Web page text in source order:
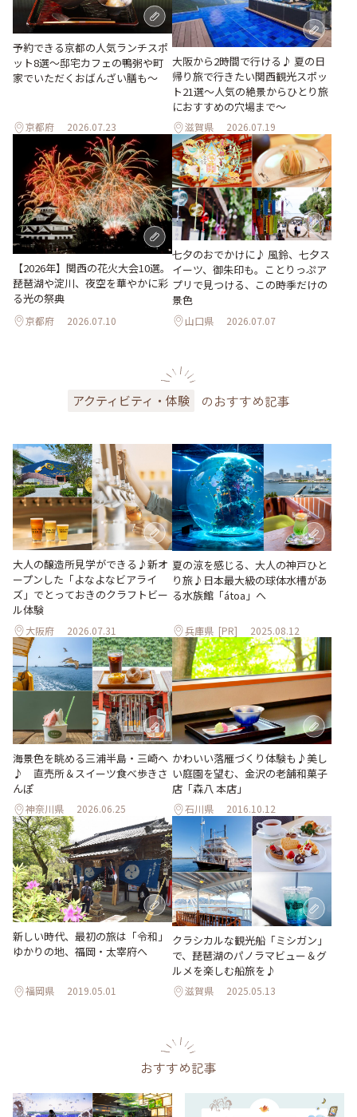
予約できる京都の人気ランチスポ
ット8選～邸宅カフェの鴨粥や町
家でいただくおばんざい膳も～
京都府 2026.07.23
大阪から2時間で行ける♪ 夏の日
帰り旅で行きたい関西観光スポッ
ト21選～人気の絶景からひとり旅
におすすめの穴場まで～
滋賀県 2026.07.19
【2026年】関西の花火大会10選。
琵琶湖や淀川、夜空を華やかに彩
る光の祭典
京都府 2026.07.10
七夕のおでかけに♪ 風鈴、七夕ス
イーツ、御朱印も。ことりっぷア
プリで見つける、この時季だけの
景色
山口県 2026.07.07
アクティビティ・体験 のおすすめ記事
大人の醸造所見学ができる♪新オ
ープンした「よなよなビアライ
ズ」でとっておきのクラフトビー
ル体験
大阪府 2026.07.31
夏の涼を感じる、大人の神戸ひと
り旅♪日本最大級の球体水槽があ
る水族館「átoa」へ
兵庫県 [PR] 2025.08.12
海景色を眺める三浦半島・三崎へ
♪ 直売所＆スイーツ食べ歩きさ
んぽ
神奈川県 2026.06.25
かわいい落雁づくり体験も♪美し
い庭園を望む、金沢の老舗和菓子
店「森八 本店」
石川県 2016.10.12
新しい時代、最初の旅は「令和」
ゆかりの地、福岡・太宰府へ
福岡県 2019.05.01
クラシカルな観光船「ミシガン」
で、琵琶湖のパノラマビュー＆グ
ルメを楽しむ船旅を♪
滋賀県 2025.05.13
おすすめ記事